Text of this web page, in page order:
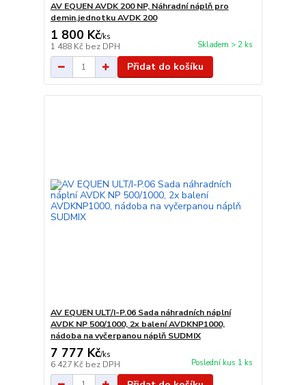
AV EQUEN AVDK 200 NP, Náhradní náplň pro
demin.jednotku AVDK 200
1 800 Kč/ks
1 488 Kč bez DPH Skladem > 2 ks
Přidat do košíku
AV EQUEN ULT/I-P.06 Sada náhradních náplní
AVDK NP 500/1000, 2x balení AVDKNP1000,
nádoba na vyčerpanou náplň SUDMIX
7 777 Kč/ks
6 427 Kč bez DPH Poslední kus 1 ks